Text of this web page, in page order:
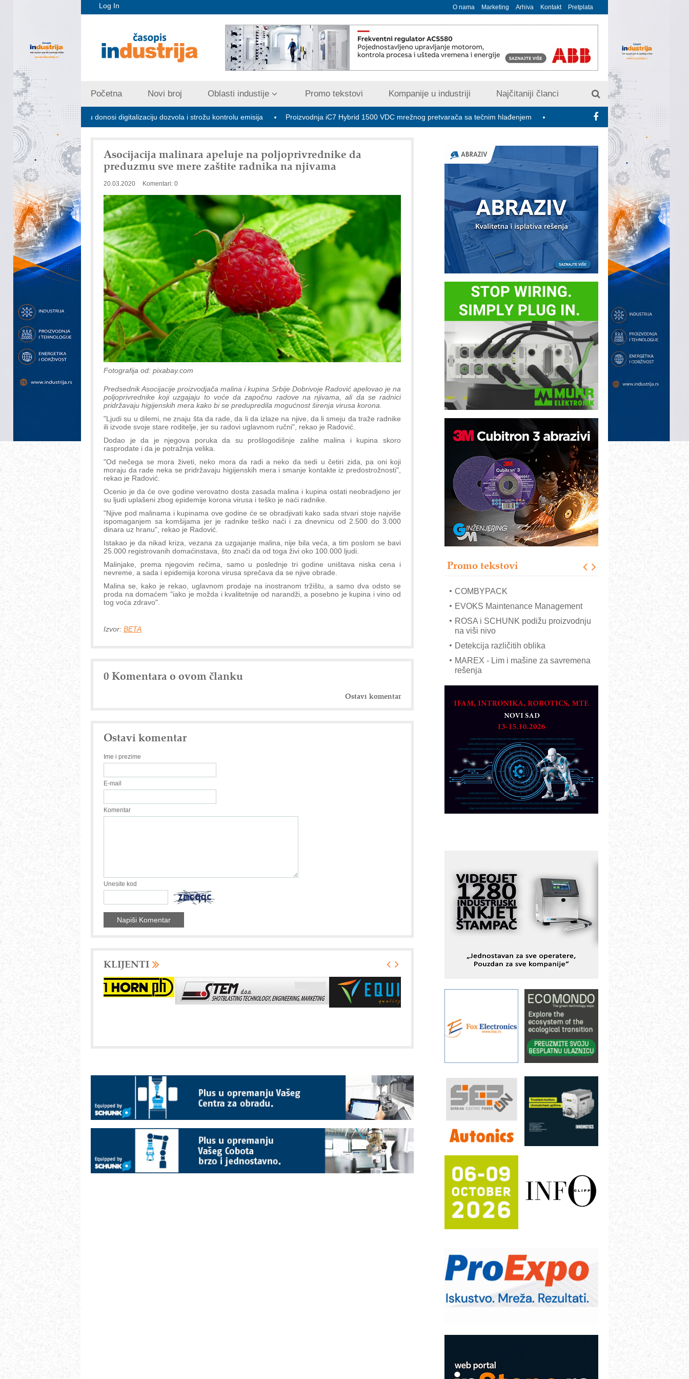
Log In O nama Marketing Arhiva Kontakt Pretplata
Početna Novi broj Oblasti industije Promo tekstovi Kompanije u industriji Najčitaniji članci
zagađivanju donosi digitalizaciju dozvola i strožu kontrolu emisija Proizvodnja iC7 Hybrid 1500 VDC mrežnog pretvarača sa tečnim hlađenjem Minimalac 2027: Sindikati traže veće povećanje
Asocijacija malinara apeluje na poljoprivrednike da
preduzmu sve mere zaštite radnika na njivama
20.03.2020 Komentari: 0
Fotografija od: pixabay.com
Predsednik Asocijacije proizvodjača malina i kupina Srbije Dobrivoje Radović apelovao je na
poljoprivrednike koji uzgajaju to voće da započnu radove na njivama, ali da se radnici
pridržavaju higijenskih mera kako bi se predupredila mogućnost širenja virusa korona.
"Ljudi su u dilemi, ne znaju šta da rade, da li da izlaze na njive, da li smeju da traže radnike
ili izvode svoje stare roditelje, jer su radovi uglavnom ručni", rekao je Radović.
Dodao je da je njegova poruka da su prošlogodišnje zalihe malina i kupina skoro
rasprodate i da je potražnja velika.
"Od nečega se mora živeti, neko mora da radi a neko da sedi u četiri zida, pa oni koji
moraju da rade neka se pridržavaju higijenskih mera i smanje kontakte iz predostrožnosti",
rekao je Radović.
Ocenio je da će ove godine verovatno dosta zasada malina i kupina ostati neobradjeno jer
su ljudi uplašeni zbog epidemije korona virusa i teško je naći radnike.
"Njive pod malinama i kupinama ove godine će se obradjivati kako sada stvari stoje najviše
ispomaganjem sa komšijama jer je radnike teško naći i za dnevnicu od 2.500 do 3.000
dinara uz hranu", rekao je Radović.
Istakao je da nikad kriza, vezana za uzgajanje malina, nije bila veća, a tim poslom se bavi
25.000 registrovanih domaćinstava, što znači da od toga živi oko 100.000 ljudi.
Malinjake, prema njegovim rečima, samo u poslednje tri godine uništava niska cena i
nevreme, a sada i epidemija korona virusa sprečava da se njive obrade.
Malina se, kako je rekao, uglavnom prodaje na inostranom tržištu, a samo dva odsto se
proda na domaćem "iako je možda i kvalitetnije od narandži, a posebno je kupina i vino od
tog voća zdravo".
Izvor: BETA
0 Komentara o ovom članku
Ostavi komentar
Ostavi komentar
Ime i prezime
E-mail
Komentar
Unesite kod
KLIJENTI
Promo tekstovi
Bezbednost na prvom mestu!
IB BLUMENAUER - više od 40 godina
poverenja u industriji
RMQ-TITAN ADVANCED INDICATOR
– Pametna signalizacija za efikasnije
upravljanje mašinama
Sigurnije ispitivanje transformatora u
solarnim elektranama i vetroparkovima
Pranje točkova na gradilištu- standard
modernog i odgovornog građenja
mrežnog pretvarača sa tečnim
COMBYPACK
EVOKS Maintenance Management
ROSA i SCHUNK podižu proizvodnju
na viši nivo
Detekcija različitih oblika
MAREX - Lim i mašine za savremena
rešenja
Marcom-plast d.o.o.- vaš pouzdan
CTO - Prilagodite svoju toplinsku
PLC AKYTEC
AUKOM: Svetski standard metrologije
dostupan u Srbiji
MOTOMAN – NEXT-Robotika vođena
veštačkom inteligencijom
I.SAFE MOBILE revolucioniše
savremene industrijske i logističke
objekte
Alba d.o.o. – 35 godina preciznosti u
metrologiji i pametnim dozirnim
rešenjima
IBeRTIM - oprema za ispitivanje
STAUFF – Komponente koje
povećavaju pouzdanost hidrauličkih
YAMADA pumpe – japanska
pouzdanost u transferu fluida
Filtration Group Industrial – Napredna
rešenja za filtraciju u hidrauličkim i
procesnim sistemima
RILINEX kompanije Rittal
automatizaciju
Efikasno upravljanje energijom
Automatizacija pakovanja · Display
Potpuna efikasnost bez složenih
sistema
Trajna oznaka kao dugoročna korist
Bezbednost na prvom mestu!
IB BLUMENAUER - više od 40 godina
poverenja u industriji
RMQ-TITAN ADVANCED INDICATOR
upravljanje mašinama
solarnim elektranama i vetroparkovima
Pranje točkova na gradilištu- standard
modernog i odgovornog građenja
Proizvodnja iC7 Hybrid 1500 VDC
mrežnog pretvarača sa tečnim
ROSA i SCHUNK podižu proizvodnju
na viši nivo